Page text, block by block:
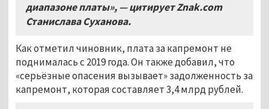
диапазоне платы», — цитирует Znak.com
Станислава Суханова.
Как отметил чиновник, плата за капремонт не
поднималась с 2019 года. Он также добавил, что
«серьёзные опасения вызывает» задолженность за
капремонт, которая составляет 3,4 млрд рублей.